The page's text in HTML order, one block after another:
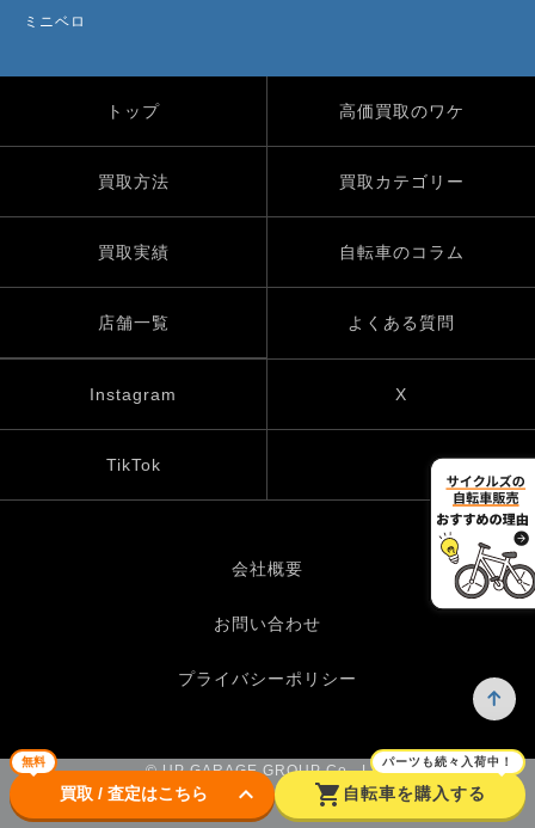
無料
買取 / 査定はこちら keyboard_arrow_down shopping_cart
パーツも続々入荷中！
自転車を購入する
ミニベロ
トップ 高価買取のワケ
買取方法 買取カテゴリー
買取実績 自転車のコラム
店舗一覧 よくある質問
Instagram X
TikTok
会社概要
お問い合わせ
プライバシーポリシー
© UP GARAGE GROUP Co., Ltd.